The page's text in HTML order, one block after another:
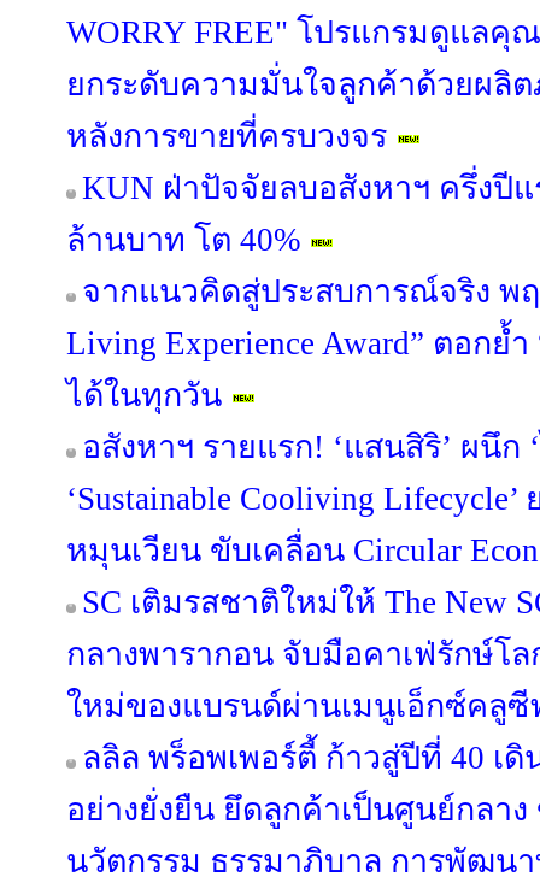
WORRY FREE" โปรแกรมดูแล
ยกระดับความมั่นใจลูกค้าด้วยผ
หลังการขายที่ครบวงจร
KUN ฝ่าปัจจัยลบอสังหาฯ ครึ่งปี
ล้านบาท โต 40%
จากแนวคิดสู่ประสบการณ์จริง พ
Living Experience Award” ตอกย้
ได้ในทุกวัน
อสังหาฯ รายแรก! ‘แสนสิริ’ ผนึก
‘Sustainable Cooliving
หมุนเวียน ขับเคลื่อน Circular
SC เติมรสชาติใหม่ให้ The New
กลางพารากอน จับมือคาเฟ่รักษ์โ
ใหม่ของแบรนด์ผ่านเมนูเอ็กซ์คลูซี
ลลิล พร็อพเพอร์ตี้ ก้าวสู่ปีที่ 40 เดิ
อย่างยั่งยืน ยึดลูกค้าเป็นศูนย์กลา
นวัตกรรม ธรรมาภิบาล การพัฒน